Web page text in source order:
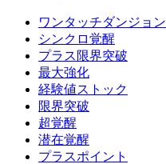
ワンタッチダンジョン
シンクロ覚醒
プラス限界突破
最大強化
経験値ストック
限界突破
超覚醒
潜在覚醒
プラスポイント